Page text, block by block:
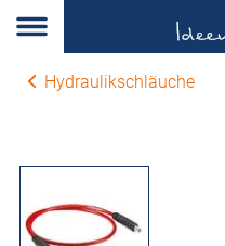
Hydraulikschläuche